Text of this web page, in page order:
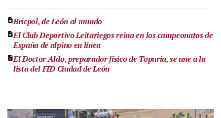
Bricpol, de León al mundo
El Club Deportivo Leitariegos reina en los campeonatos de
España de alpino en línea
El Doctor Aldo, preparador físico de Topuria, se une a la
lista del FID Ciudad de León